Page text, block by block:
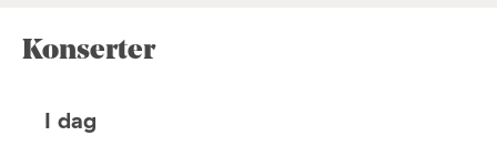
Konserter
I dag